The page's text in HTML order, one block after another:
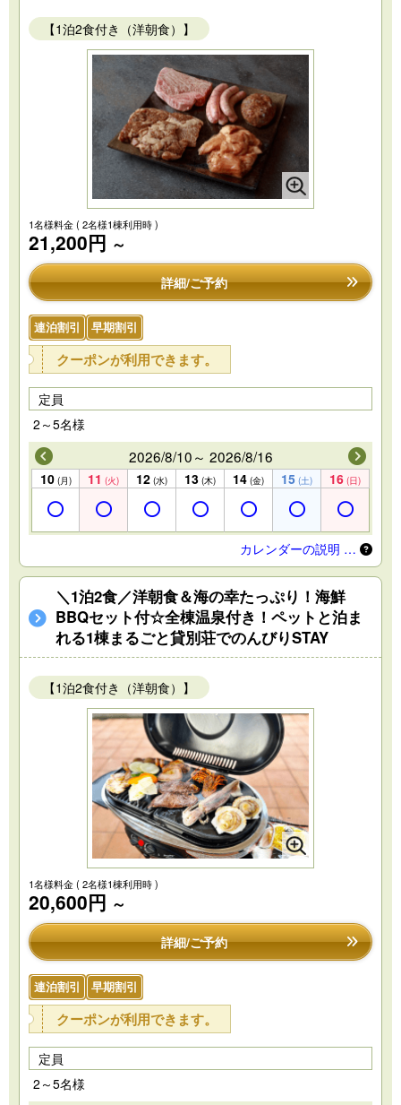
【1泊2食付き（洋朝食）】
1名様料金( 2名様1棟利用時 )
21,200円 ～
詳細/ご予約
連泊割引 早期割引
クーポンが利用できます。
定員
2～5名様
2026/8/10～ 2026/8/16
10 (月) 11 (火) 12 (水) 13 (木) 14 (金) 15 (土) 16 (日)
カレンダーの説明 …
＼1泊2食／洋朝食＆海の幸たっぷり！海鮮
BBQセット付☆全棟温泉付き！ペットと泊ま
れる1棟まるごと貸別荘でのんびりSTAY
【1泊2食付き（洋朝食）】
1名様料金( 2名様1棟利用時 )
20,600円 ～
詳細/ご予約
連泊割引 早期割引
クーポンが利用できます。
定員
2～5名様